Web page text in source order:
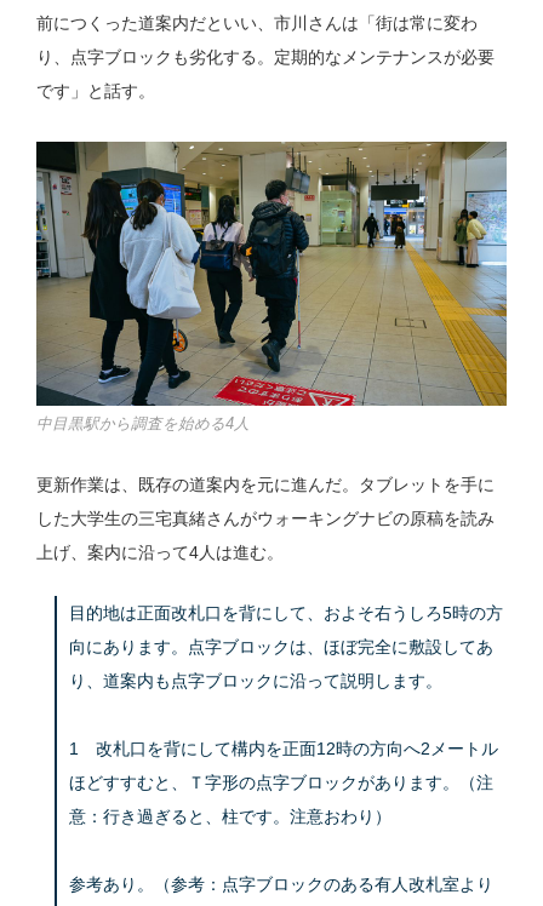
前につくった道案内だといい、市川さんは「街は常に変わ
り、点字ブロックも劣化する。定期的なメンテナンスが必要
です」と話す。
中目黒駅から調査を始める4人
更新作業は、既存の道案内を元に進んだ。タブレットを手に
した大学生の三宅真緒さんがウォーキングナビの原稿を読み
上げ、案内に沿って4人は進む。
目的地は正面改札口を背にして、およそ右うしろ5時の方
向にあります。点字ブロックは、ほぼ完全に敷設してあ
り、道案内も点字ブロックに沿って説明します。
1 改札口を背にして構内を正面12時の方向へ2メートル
ほどすすむと、Ｔ字形の点字ブロックがあります。（注
意：行き過ぎると、柱です。注意おわり）
参考あり。（参考：点字ブロックのある有人改札室より